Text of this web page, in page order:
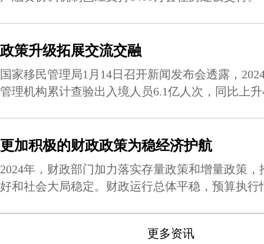
政策升级拓展交流交融
国家移民管理局1月14日召开新闻发布会透露，
管理机构累计查验出入境人员6.1亿人次，同比上升
更加积极的财政政策为稳经济护航
2024年，财政部门加力落实存量政策和增量政策
好和社会大局稳定。财政运行总体平稳，预算执行
更多资讯